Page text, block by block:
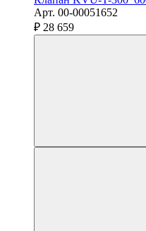
Арт. 00-00051652
₽ 28 659